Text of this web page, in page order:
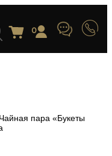
0
Чайная пара «Букеты